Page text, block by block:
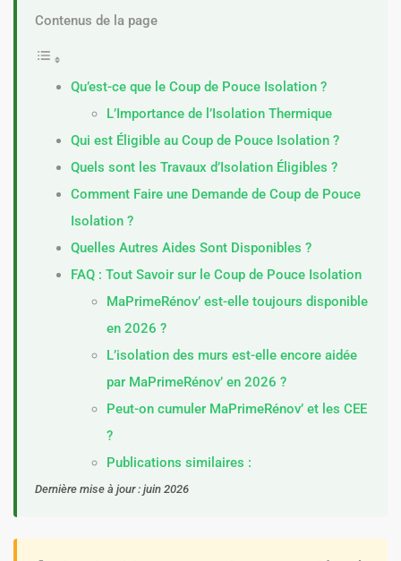
Contenus de la page
Qu’est-ce que le Coup de Pouce Isolation ?
L’Importance de l’Isolation Thermique
Qui est Éligible au Coup de Pouce Isolation ?
Quels sont les Travaux d’Isolation Éligibles ?
Comment Faire une Demande de Coup de Pouce
Isolation ?
Quelles Autres Aides Sont Disponibles ?
FAQ : Tout Savoir sur le Coup de Pouce Isolation
MaPrimeRénov’ est-elle toujours disponible
en 2026 ?
L’isolation des murs est-elle encore aidée
par MaPrimeRénov’ en 2026 ?
Peut-on cumuler MaPrimeRénov’ et les CEE
?
Publications similaires :
Dernière mise à jour : juin 2026